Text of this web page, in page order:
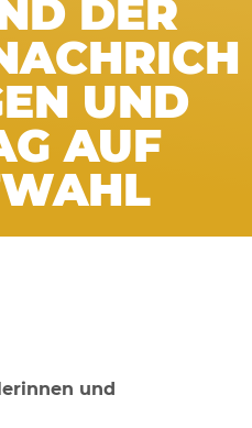
DER
UND
AUF
und